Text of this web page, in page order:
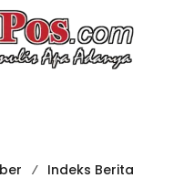
Indeks Berita